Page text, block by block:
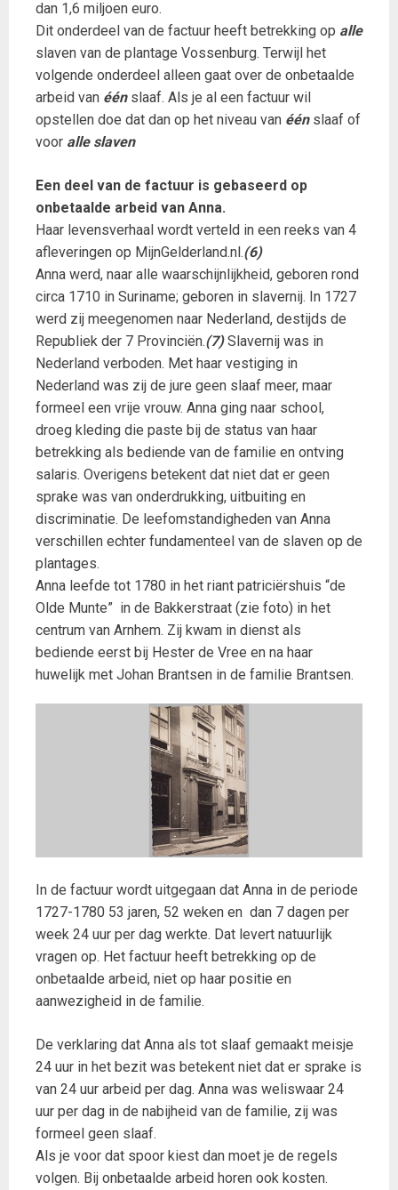
dan 1,6 miljoen euro.
Dit onderdeel van de factuur heeft betrekking op alle
slaven van de plantage Vossenburg. Terwijl het
volgende onderdeel alleen gaat over de onbetaalde
arbeid van éénslaaf. Als je al een factuur wil
opstellen doe dat dan op het niveau van éénslaaf of
voor alle slaven
Een deel van de factuur is gebaseerd op
onbetaalde arbeid van Anna.
Haar levensverhaal wordt verteld in een reeks van 4
afleveringen op MijnGelderland.nl.(6)
Anna werd, naar alle waarschijnlijkheid, geboren rond
circa 1710 in Suriname; geboren in slavernij. In 1727
werd zij meegenomen naar Nederland, destijds de
Republiek der 7 Provinciën.(7)Slavernij was in
Nederland verboden. Met haar vestiging in
Nederland was zij de jure geen slaaf meer, maar
formeel een vrije vrouw. Anna ging naar school,
droeg kleding die paste bij de status van haar
betrekking als bediende van de familie en ontving
salaris. Overigens betekent dat niet dat er geen
sprake was van onderdrukking, uitbuiting en
discriminatie. De leefomstandigheden van Anna
verschillen echter fundamenteel van de slaven op de
plantages.
Anna leefde tot 1780 in het riant patriciërshuis “de
Olde Munte” in de Bakkerstraat (zie foto) in het
centrum van Arnhem. Zij kwam in dienst als
bediende eerst bij Hester de Vree en na haar
huwelijk met Johan Brantsen in de familie Brantsen.
In de factuur wordt uitgegaan dat Anna in de periode
1727-1780 53 jaren, 52 weken en dan 7 dagen per
week 24 uur per dag werkte. Dat levert natuurlijk
vragen op. Het factuur heeft betrekking op de
onbetaalde arbeid, niet op haar positie en
aanwezigheid in de familie.
De verklaring dat Anna als tot slaaf gemaakt meisje
24 uur in het bezit was betekent niet dat er sprake is
van 24 uur arbeid per dag. Anna was weliswaar 24
uur per dag in de nabijheid van de familie, zij was
formeel geen slaaf.
Als je voor dat spoor kiest dan moet je de regels
volgen. Bij onbetaalde arbeid horen ook kosten.